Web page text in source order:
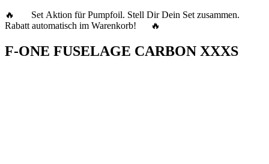
🔥 Set Aktion für Pumpfoil. Stell Dir Dein Set zusammen.
Rabatt automatisch im Warenkorb! 🔥
F-ONE FUSELAGE CARBON XXXS